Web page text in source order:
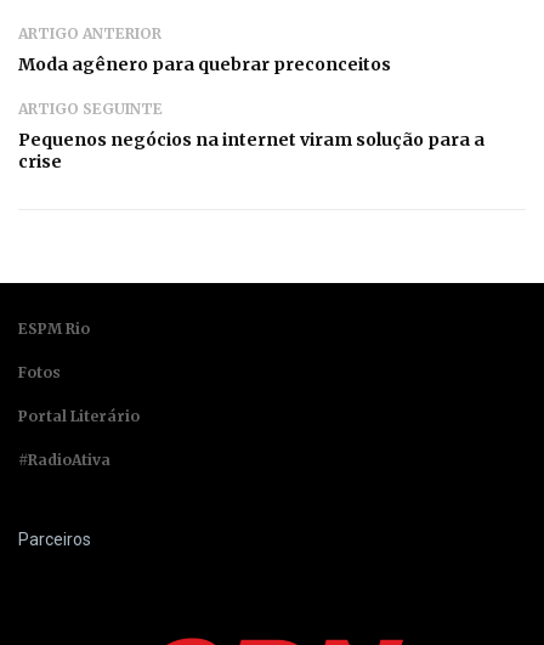
ARTIGO ANTERIOR
Moda agênero para quebrar preconceitos
ARTIGO SEGUINTE
Pequenos negócios na internet viram solução para a
crise
ESPM Rio
Fotos
Portal Literário
#RadioAtiva
Parceiros